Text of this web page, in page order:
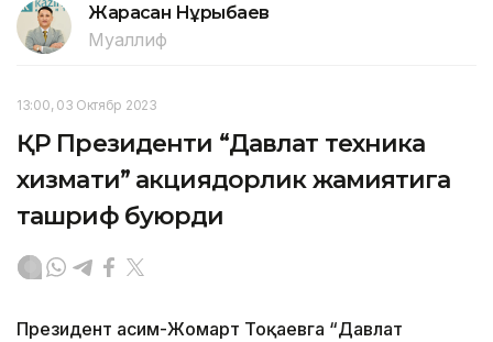
Жарасқан Нұрыбаев
Муаллиф
13:00, 03 Октябр 2023
ҚР Президенти “Давлат техника
хизмати” акциядорлик жамиятига
ташриф буюрди
Президент Қасим-Жомарт Тоқаевга “Давлат